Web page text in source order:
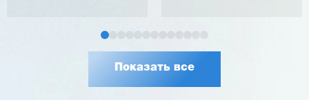
Показать все